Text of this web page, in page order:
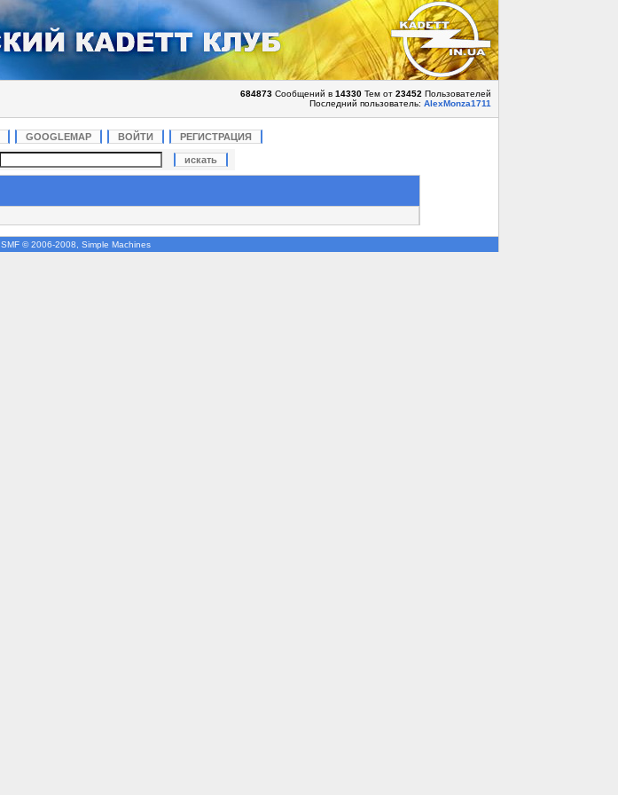
684873Сообщений в 14330Тем от 23452 Пользователей
Последний пользователь: AlexMonza1711
GOOGLEMAP ВОЙТИ РЕГИСТРАЦИЯ
SMF © 2006-2008, Simple Machines